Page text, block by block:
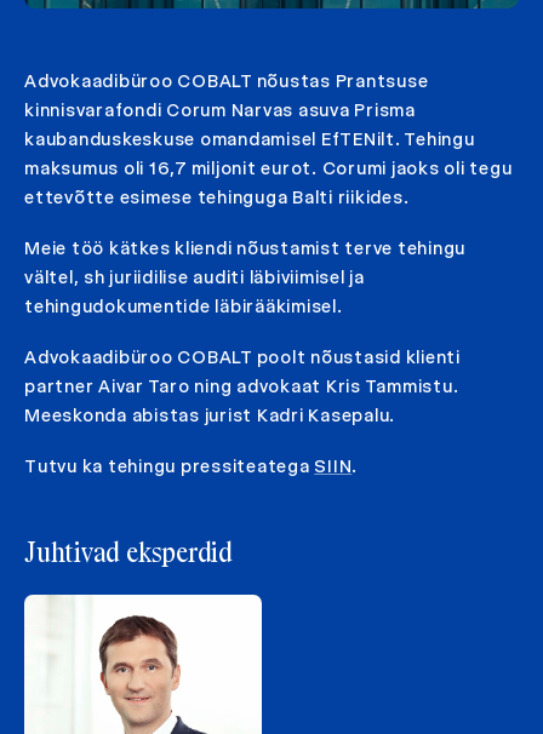
Advokaadibüroo COBALT nõustas Prantsuse
kinnisvarafondi Corum Narvas asuva Prisma
kaubanduskeskuse omandamisel EfTENilt. Tehingu
maksumus oli 16,7 miljonit eurot. Corumi jaoks oli tegu
ettevõtte esimese tehinguga Balti riikides.
Meie töö kätkes kliendi nõustamist terve tehingu
vältel, sh juriidilise auditi läbiviimisel ja
tehingudokumentide läbirääkimisel.
Advokaadibüroo COBALT poolt nõustasid klienti
partner Aivar Taro ning advokaat Kris Tammistu.
Meeskonda abistas jurist Kadri Kasepalu.
Tutvu ka tehingu pressiteatega SIIN.
Juhtivad eksperdid